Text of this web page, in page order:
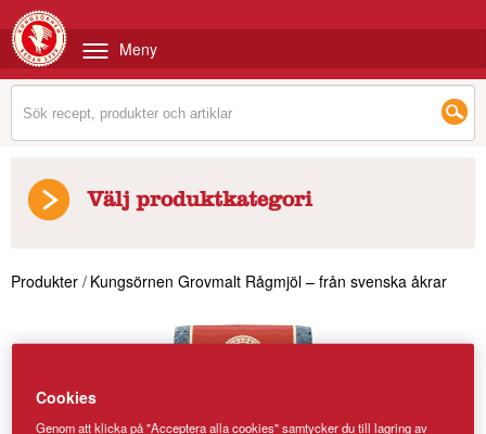
Meny
Välj produktkategori
Produkter / Kungsörnen Grovmalt Rågmjöl – från svenska åkrar
Cookies
Genom att klicka på "Acceptera alla cookies" samtycker du till lagring av